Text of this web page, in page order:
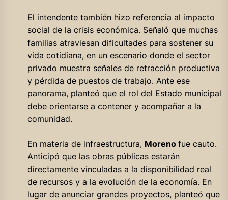
El intendente también hizo referencia al impacto
social de la crisis económica. Señaló que muchas
familias atraviesan dificultades para sostener su
vida cotidiana, en un escenario donde el sector
privado muestra señales de retracción productiva
y pérdida de puestos de trabajo. Ante ese
panorama, planteó que el rol del Estado municipal
debe orientarse a contener y acompañar a la
comunidad.
En materia de infraestructura, Moreno fue cauto.
Anticipó que las obras públicas estarán
directamente vinculadas a la disponibilidad real
de recursos y a la evolución de la economía. En
lugar de anunciar grandes proyectos, planteó que